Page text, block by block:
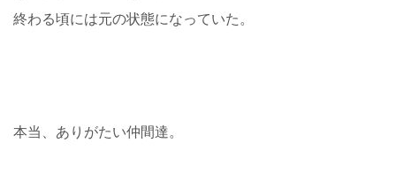
終わる頃には元の状態になっていた。
本当、ありがたい仲間達。